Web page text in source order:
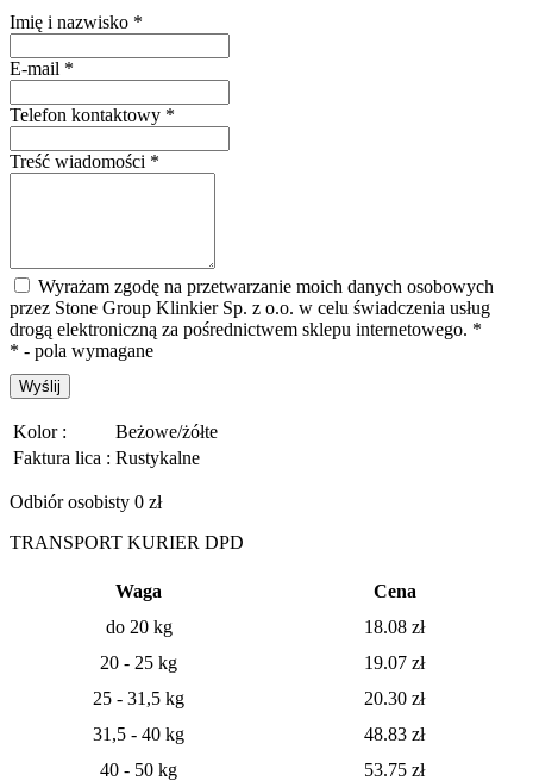
Imię i nazwisko *
E-mail *
Telefon kontaktowy *
Treść wiadomości *
Wyrażam zgodę na przetwarzanie moich danych osobowych
przez Stone Group Klinkier Sp. z o.o. w celu świadczenia usług
drogą elektroniczną za pośrednictwem sklepu internetowego. *
* - pola wymagane
Wyślij
Kolor :
Beżowe/żółte
Faktura lica : Rustykalne
Odbiór osobisty 0 zł
TRANSPORT KURIER DPD
Waga
Cena
do 20 kg
18.08 zł
20 - 25 kg
19.07 zł
25 - 31,5 kg
20.30 zł
31,5 - 40 kg
48.83 zł
40 - 50 kg
53.75 zł